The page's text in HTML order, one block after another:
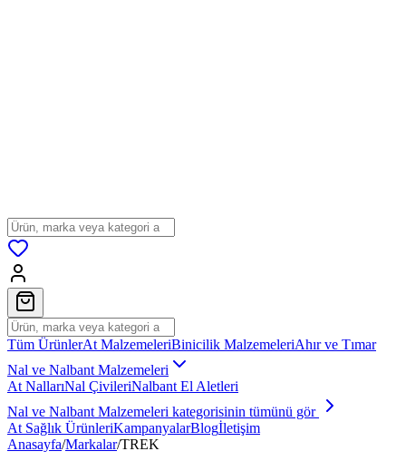
Tüm ÜrünlerAt MalzemeleriBinicilik MalzemeleriAhır ve Tımar
Nal ve Nalbant Malzemeleri
At NallarıNal ÇivileriNalbant El Aletleri
Nal ve Nalbant Malzemeleri kategorisinin tümünü gör
At Sağlık ÜrünleriKampanyalarBlogİletişim
Anasayfa/Markalar/TREK